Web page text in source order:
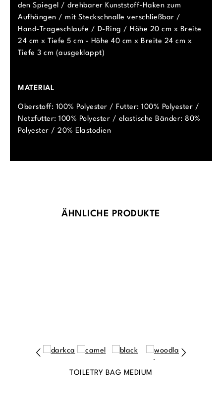
den Spiegel / drehbarer Kunststoff-Haken zum
Aufhängen / mit Steckschnalle verschließbar /
Hand-Trageschlaufe / D-Ring / Höhe 20 cm x Breite
24 cm x Tiefe 5 cm - Höhe 40 cm x Breite 24 cm x
Tiefe 3 cm (ausgeklappt)
MATERIAL
Oberstoff: 100% Polyester / Futter: 100% Polyester /
Netzfutter: 100% Polyester / elastische Bänder: 80%
Polyester / 20% Elastodien
Produktgalerie überspringen
ÄHNLICHE PRODUKTE
TOILETRY BAG MEDIUM